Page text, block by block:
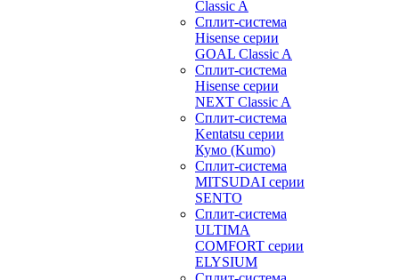
Classic A
Сплит-система
Hisense серии
GOAL Classic A
Сплит-система
Hisense серии
NEXT Classic A
Сплит-система
Kentatsu серии
Кумо (Kumo)
Сплит-система
MITSUDAI серии
SENTO
Сплит-система
ULTIMA
COMFORT серии
ELYSIUM